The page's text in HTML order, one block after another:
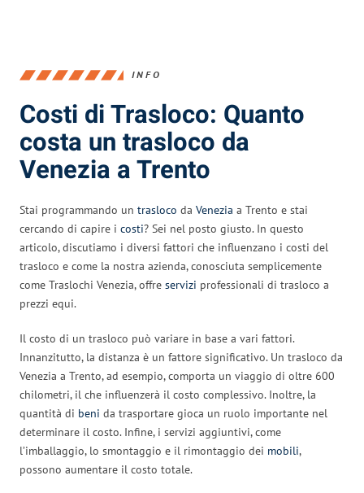
INFO
Costi di Trasloco: Quanto
costa un trasloco da
Venezia a Trento
Stai programmando un trasloco da Venezia a Trento e stai
cercando di capire i costi? Sei nel posto giusto. In questo
articolo, discutiamo i diversi fattori che influenzano i costi del
trasloco e come la nostra azienda, conosciuta semplicemente
come Traslochi Venezia, offre servizi professionali di trasloco a
prezzi equi.
Il costo di un trasloco può variare in base a vari fattori.
Innanzitutto, la distanza è un fattore significativo. Un trasloco da
Venezia a Trento, ad esempio, comporta un viaggio di oltre 600
chilometri, il che influenzerà il costo complessivo. Inoltre, la
quantità di beni da trasportare gioca un ruolo importante nel
determinare il costo. Infine, i servizi aggiuntivi, come
l’imballaggio, lo smontaggio e il rimontaggio dei mobili,
possono aumentare il costo totale.